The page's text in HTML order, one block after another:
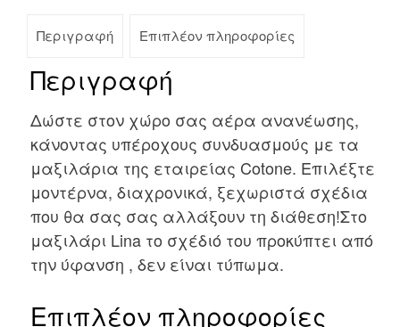
Περιγραφή Επιπλέον πληροφορίες
Περιγραφή
Δώστε στον χώρο σας αέρα ανανέωσης,
κάνοντας υπέροχους συνδυασμούς με τα
μαξιλάρια της εταιρείας Cotone. Επιλέξτε
μοντέρνα, διαχρονικά, ξεχωριστά σχέδια
που θα σας σας αλλάξουν τη διάθεση!Στο
μαξιλάρι Lina το σχέδιό του προκύπτει από
την ύφανση , δεν είναι τύπωμα.
Επιπλέον πληροφορίες